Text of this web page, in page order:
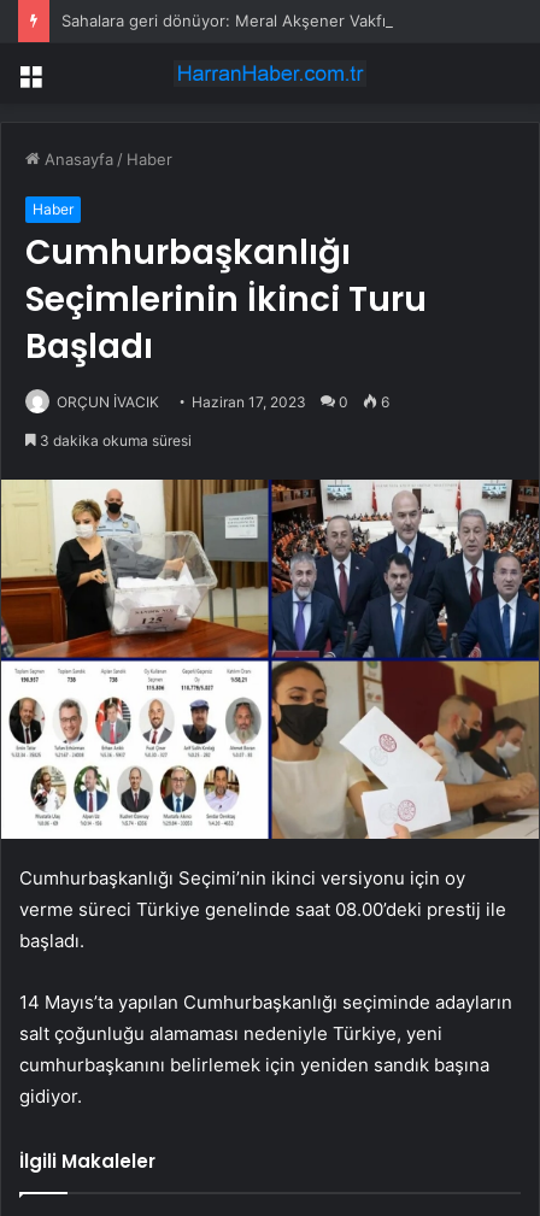
Menü
Anasayfa / Haber
Haber
Cumhurbaşkanlığı
Seçimlerinin İkinci Turu
Başladı
ORÇUN İVACIK Haziran 17, 2023 0 6
3 dakika okuma süresi
Cumhurbaşkanlığı Seçimi’nin ikinci versiyonu için oy
verme süreci Türkiye genelinde saat 08.00’deki prestij ile
başladı.
14 Mayıs’ta yapılan Cumhurbaşkanlığı seçiminde adayların
salt çoğunluğu alamaması nedeniyle Türkiye, yeni
cumhurbaşkanını belirlemek için yeniden sandık başına
gidiyor.
İlgili Makaleler